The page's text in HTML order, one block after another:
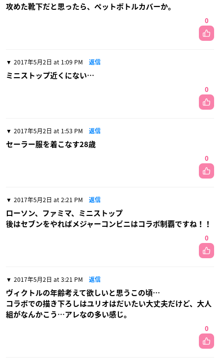
攻めた靴下だと思ったら、ペットボトルカバーか。
0
2017年5月2日 at 1:09 PM 返信
ミニストップ近くにない…
0
2017年5月2日 at 1:53 PM 返信
セーラー服を着こなす28歳
0
2017年5月2日 at 2:21 PM 返信
ローソン、ファミマ、ミニストップ
後はセブンをやればメジャーコンビニはコラボ制覇ですね！！
0
2017年5月2日 at 3:21 PM 返信
ヴィクトルの年齢考えて欲しいと思うこの頃…
コラボでの描き下ろしはユリオはだいたい大丈夫だけど、大人
組がなんかこう…アレなの多い感じ。
0